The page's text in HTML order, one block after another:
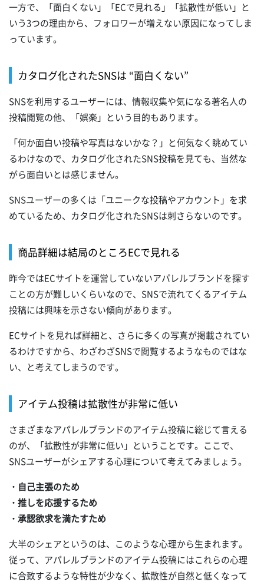
一方で、「面白くない」「ECで見れる」「拡散性が低い」と
いう3つの理由から、フォロワーが増えない原因になってしま
っています。
カタログ化されたSNSは “面白くない”
SNSを利用するユーザーには、情報収集や気になる著名人の
投稿閲覧の他、「娯楽」という目的もあります。
「何か面白い投稿や写真はないかな？」と何気なく眺めてい
るわけなので、カタログ化されたSNS投稿を見ても、当然な
がら面白いとは感じません。
SNSユーザーの多くは「ユニークな投稿やアカウント」を求
めているため、カタログ化されたSNSは刺さらないのです。
商品詳細は結局のところECで見れる
昨今ではECサイトを運営していないアパレルブランドを探す
ことの方が難しいくらいなので、SNSで流れてくるアイテム
投稿には興味を示さない傾向があります。
ECサイトを見れば詳細と、さらに多くの写真が掲載されてい
るわけですから、わざわざSNSで閲覧するようなものではな
い、と考えてしまうのです。
アイテム投稿は拡散性が非常に低い
さまざまなアパレルブランドのアイテム投稿に総じて言える
のが、「拡散性が非常に低い」ということです。ここで、
SNSユーザーがシェアする心理について考えてみましょう。
・自己主張のため
・推しを応援するため
・承認欲求を満たすため
大半のシェアというのは、このような心理から生まれます。
従って、アパレルブランドのアイテム投稿にはこれらの心理
に合致するような特性が少なく、拡散性が自然と低くなって